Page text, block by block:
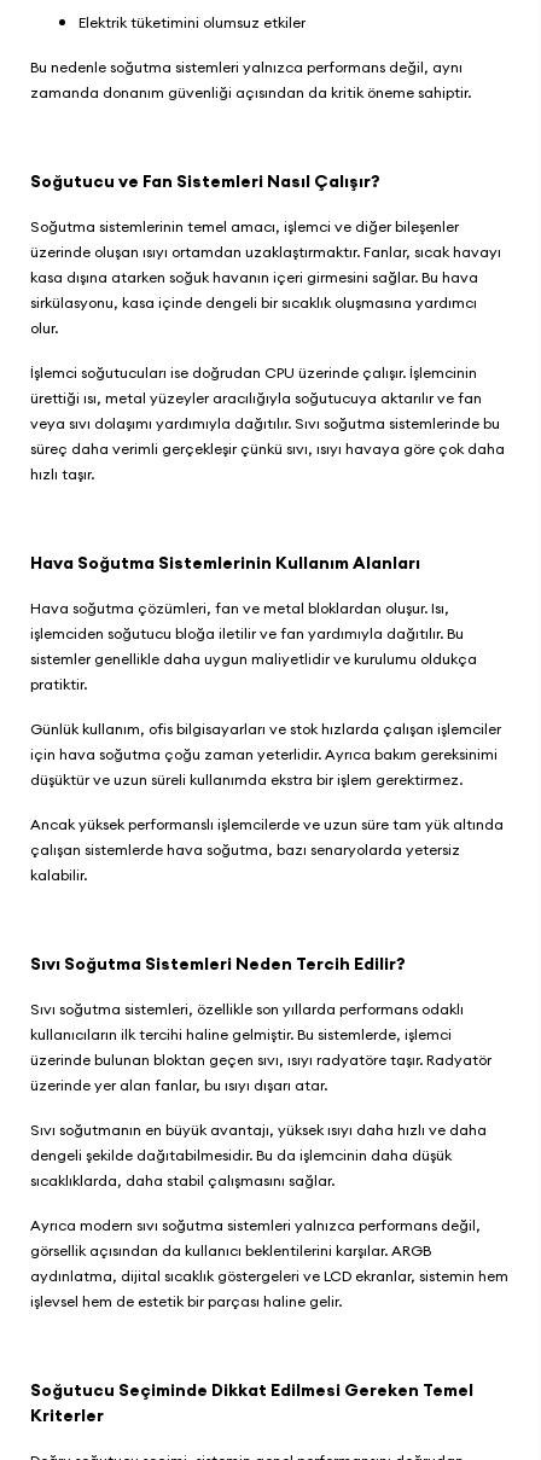
Elektrik tüketimini olumsuz etkiler
Bu nedenle soğutma sistemleri yalnızca performans değil, aynı
zamanda donanım güvenliği açısından da kritik öneme sahiptir.
Soğutucu ve Fan Sistemleri Nasıl Çalışır?
Soğutma sistemlerinin temel amacı, işlemci ve diğer bileşenler
üzerinde oluşan ısıyı ortamdan uzaklaştırmaktır. Fanlar, sıcak havayı
kasa dışına atarken soğuk havanın içeri girmesini sağlar. Bu hava
sirkülasyonu, kasa içinde dengeli bir sıcaklık oluşmasına yardımcı
olur.
İşlemci soğutucuları ise doğrudan CPU üzerinde çalışır. İşlemcinin
ürettiği ısı, metal yüzeyler aracılığıyla soğutucuya aktarılır ve fan
veya sıvı dolaşımı yardımıyla dağıtılır. Sıvı soğutma sistemlerinde bu
süreç daha verimli gerçekleşir çünkü sıvı, ısıyı havaya göre çok daha
hızlı taşır.
Hava Soğutma Sistemlerinin Kullanım Alanları
Hava soğutma çözümleri, fan ve metal bloklardan oluşur. Isı,
işlemciden soğutucu bloğa iletilir ve fan yardımıyla dağıtılır. Bu
sistemler genellikle daha uygun maliyetlidir ve kurulumu oldukça
pratiktir.
Günlük kullanım, ofis bilgisayarları ve stok hızlarda çalışan işlemciler
için hava soğutma çoğu zaman yeterlidir. Ayrıca bakım gereksinimi
düşüktür ve uzun süreli kullanımda ekstra bir işlem gerektirmez.
Ancak yüksek performanslı işlemcilerde ve uzun süre tam yük altında
çalışan sistemlerde hava soğutma, bazı senaryolarda yetersiz
kalabilir.
Sıvı Soğutma Sistemleri Neden Tercih Edilir?
Sıvı soğutma sistemleri, özellikle son yıllarda performans odaklı
kullanıcıların ilk tercihi haline gelmiştir. Bu sistemlerde, işlemci
üzerinde bulunan bloktan geçen sıvı, ısıyı radyatöre taşır. Radyatör
üzerinde yer alan fanlar, bu ısıyı dışarı atar.
Sıvı soğutmanın en büyük avantajı, yüksek ısıyı daha hızlı ve daha
dengeli şekilde dağıtabilmesidir. Bu da işlemcinin daha düşük
sıcaklıklarda, daha stabil çalışmasını sağlar.
Ayrıca modern sıvı soğutma sistemleri yalnızca performans değil,
görsellik açısından da kullanıcı beklentilerini karşılar. ARGB
aydınlatma, dijital sıcaklık göstergeleri ve LCD ekranlar, sistemin hem
işlevsel hem de estetik bir parçası haline gelir.
Soğutucu Seçiminde Dikkat Edilmesi Gereken Temel
Kriterler